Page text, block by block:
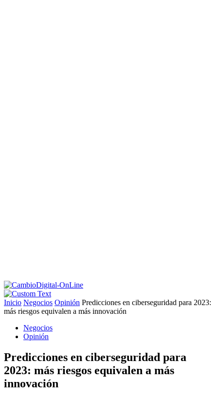
Inicio Negocios Opinión Predicciones en ciberseguridad para 2023:
más riesgos equivalen a más innovación
Negocios
Opinión
Predicciones en ciberseguridad para
2023: más riesgos equivalen a más
innovación